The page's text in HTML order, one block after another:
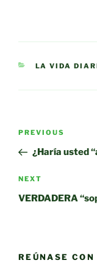
CATEGORIES
LA VIDA
Post
Previous
Post
PREVIOUS
¿Haría usted
Next
Post
NEXT
VERDADERA
REÚNASE CON